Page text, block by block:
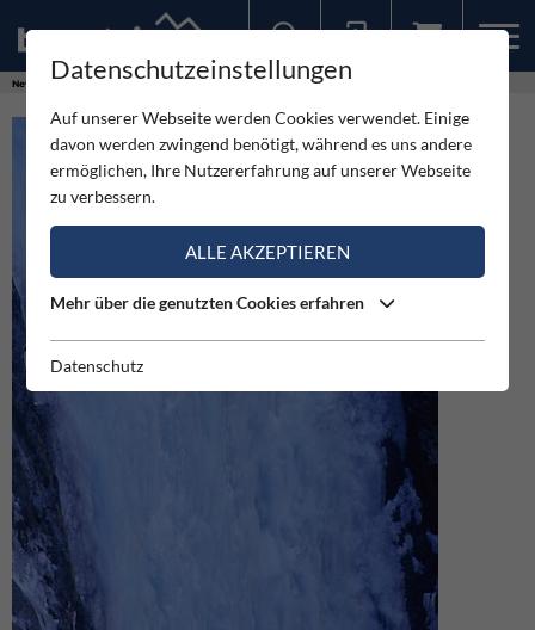
News Datenschutzeinstellungen
Auf unserer Webseite werden Cookies verwendet. Einige
davon werden zwingend benötigt, während es uns andere
ermöglichen, Ihre Nutzererfahrung auf unserer Webseite
zu verbessern.
ALLE AKZEPTIEREN
Mehr über die genutzten Cookies erfahren
Datenschutz